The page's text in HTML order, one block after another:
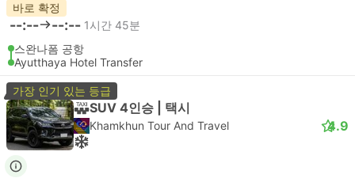
바로 확정
--:-- --:-- 1시간 45분
스완나폼 공항
Ayutthaya Hotel Transfer
가장 인기 있는 등급
SUV 4인승 | 택시
Khamkhun Tour And Travel 4.9